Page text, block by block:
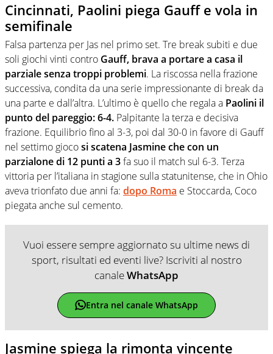
Cincinnati, Paolini piega Gauff e vola in
semifinale
Falsa partenza per Jas nel primo set. Tre break subiti e due
soli giochi vinti contro Gauff, brava a portare a casa il
parziale senza troppi problemi. La riscossa nella frazione
successiva, condita da una serie impressionante di break da
una parte e dall’altra. L’ultimo è quello che regala a Paolini il
punto del pareggio: 6-4. Palpitante la terza e decisiva
frazione. Equilibrio fino al 3-3, poi dal 30-0 in favore di Gauff
nel settimo giocosi scatena Jasmine che con un
parzialone di 12 punti a 3fa suo il match sul 6-3. Terza
vittoria per l’italiana in stagione sulla statunitense, che in Ohio
aveva trionfato due anni fa: dopo Roma e Stoccarda, Coco
piegata anche sul cemento.
Vuoi essere sempre aggiornato su ultime news di
sport, risultati ed eventi live? Iscriviti al nostro
canaleWhatsApp
Entra nel canale WhatsApp
Jasmine spiega la rimonta vincente